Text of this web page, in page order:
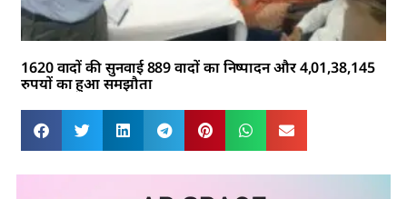
1620 वादों की सुनवाई 889 वादों का निष्पादन और 4,01,38,145
रुपयों का हुआ समझौता